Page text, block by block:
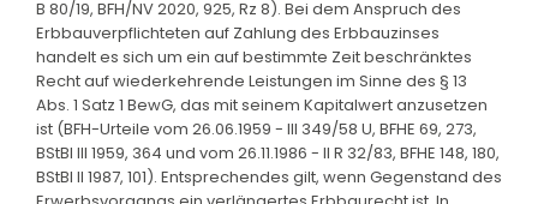
B 80/19, BFH/NV 2020, 925, Rz 8). Bei dem Anspruch des
Erbbauverpflichteten auf Zahlung des Erbbauzinses
handelt es sich um ein auf bestimmte Zeit beschränktes
Recht auf wiederkehrende Leistungen im Sinne des § 13
Abs. 1 Satz 1 BewG, das mit seinem Kapitalwert anzusetzen
ist (BFH-Urteile vom 26.06.1959 - III 349/58 U, BFHE 69, 273,
BStBl III 1959, 364 und vom 26.11.1986 - II R 32/83, BFHE 148, 180,
BStBl II 1987, 101). Entsprechendes gilt, wenn Gegenstand des